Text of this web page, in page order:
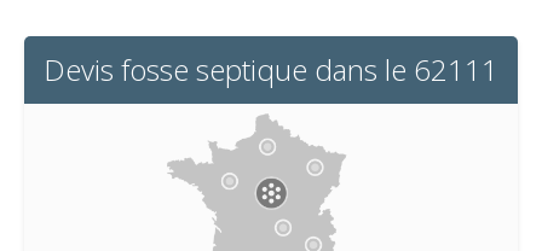
Devis fosse septique dans le 62111